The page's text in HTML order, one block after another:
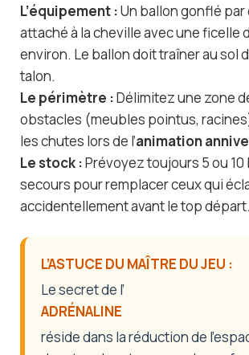
L’équipement :Un ballon gonflé par
attaché à la cheville avec une ficelle
environ. Le ballon doit traîner au sol
talon.
Le périmètre :Délimitez une zone
obstacles (meubles pointus,
les chutes lors de l’animation
Le stock :Prévoyez toujours 5 ou 10
secours pour remplacer ceux qui
accidentellement avant le top départ.
L’ASTUCE DU MAÎTRE DU JEU :
Le secret de l’
ADRÉNALINE
réside dans la réduction de